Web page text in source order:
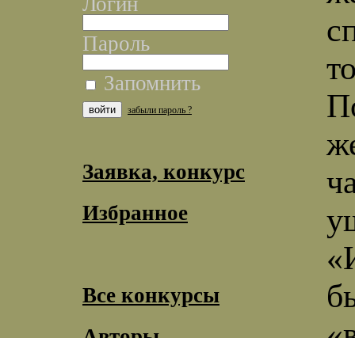
Пароль
Запомнить
забыли пароль ?
Заявка, конкурс
Избранное
Все конкурсы